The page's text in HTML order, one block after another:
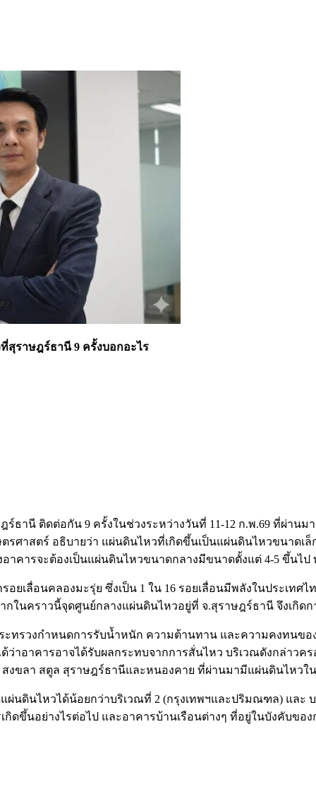
สุราษฎร์ธานี 9 ครั้งบอกอะไร
ธานี ติดต่อกัน 9 ครั้งในช่วงระหว่างวันที่ 11-12 ก.พ.69 ที่ผ่าน
ศาสตร์ อธิบายว่า แผ่นดินไหวที่เกิดขึ้นเป็นแผ่นดินไหวขนาดเ
าคารจะต้องเป็นแผ่นดินไหวขนาดกลางมีขนาดตั้งแต่ 4-5 ขึ้นไ
ยเลื่อนคลองมะรุ่ย ซึ่งเป็น 1 ใน 16 รอยเลื่อนมีพลังในประเทศ
กในคราวนี้จุดศูนย์กลางแผ่นดินไหวอยู่ที่ จ.สุราษฎร์ธานี จึงเกิ
ทรวงกำหนดการรับน้ำหนัก ความต้านทาน และความคงทนข
ด้ว่าอาคารอาจได้รับผลกระทบจากการสั่นไหว บริเวณดังกล่าว
ขลา สตูล สุราษฎร์ธานีและหนองคาย ที่ผ่านมามีแผ่นดินไหวใ
ผ่นดินไหวได้น้อยกว่าบริเวณที่ 2 (กรุงเทพฯและปริมณฑล) และ
ดขึ้นอย่างไรต่อไป และอาคารบ้านเรือนต่างๆ ที่อยู่ในบังคับข